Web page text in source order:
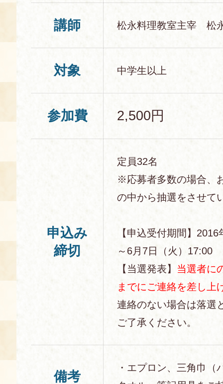
講師 松永料理教室主宰 松
対象 中学生以上
参加費 2,500円
申込み
締切
定員32名
※応募者多数の場合、
の中から抽選をさせて
【申込受付期間】
～6月7日（火）17:00
【当選発表】 当選者に
までにご連絡を差し上
連絡のない場合は落選
ご了承ください。
備考
・エプロン、三角巾（